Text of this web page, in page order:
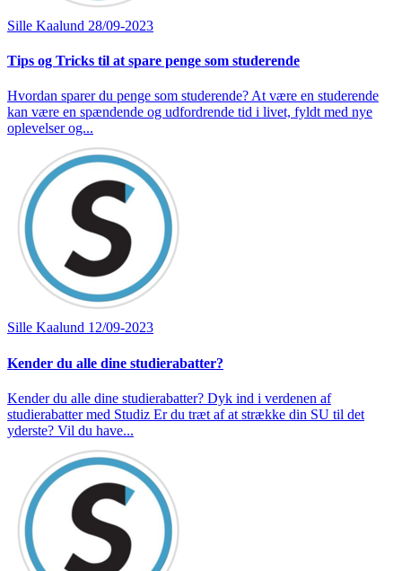
Sille Kaalund 28/09-2023
Tips og Tricks til at spare penge som studerende
Hvordan sparer du penge som studerende? At være en studerende
kan være en spændende og udfordrende tid i livet, fyldt med nye
oplevelser og...
Sille Kaalund 12/09-2023
Kender du alle dine studierabatter?
Kender du alle dine studierabatter? Dyk ind i verdenen af
studierabatter med Studiz Er du træt af at strække din SU til det
yderste? Vil du have...